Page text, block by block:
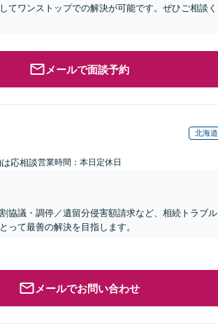
てワンストップでの解決が可能です。ぜひご相談く
メールで面談予約
北海道
応相談営業時間：本日定休日
協議・調停／遺留分侵害額請求など、相続トラブル
って最善の解決を目指します。
メールでお問い合わせ